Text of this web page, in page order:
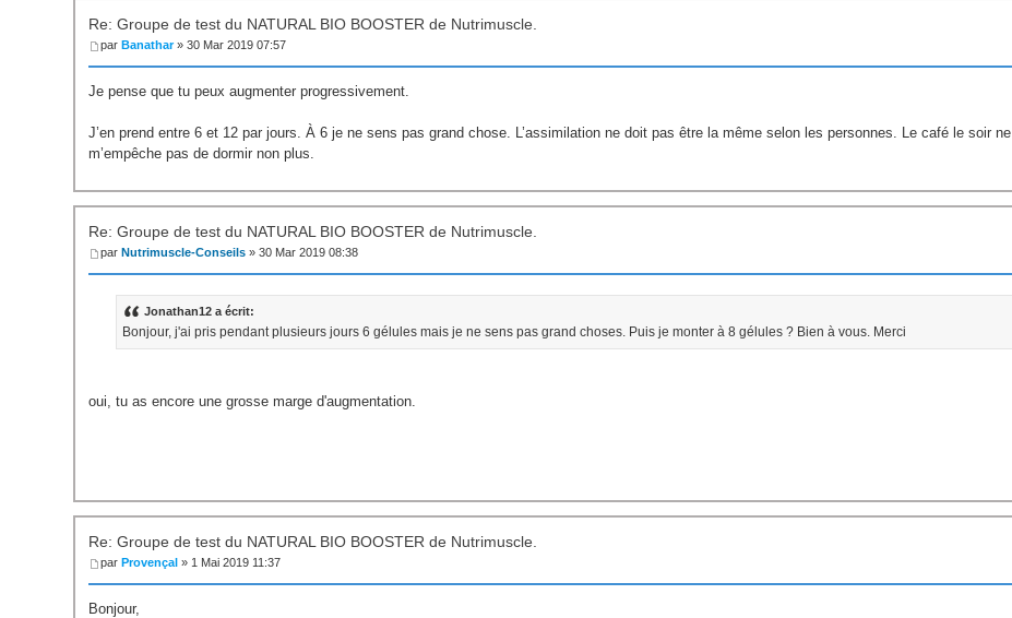
Re: Groupe de test du NATURAL BIO BOOSTER de Nutrimuscle.
par Banathar» 30 Mar 2019 07:57
Je pense que tu peux augmenter progressivement.
J’en prend entre 6 et 12 par jours. À 6 je ne sens pas grand chose. L’assimilation ne doit pas être la même selon les personnes. Le café le soir ne
m’empêche pas de dormir non plus.
Re: Groupe de test du NATURAL BIO BOOSTER de Nutrimuscle.
par Nutrimuscle-Conseils » 30 Mar 2019 08:38
Jonathan12 a écrit:
Bonjour, j'ai pris pendant plusieurs jours 6 gélules mais je ne sens pas grand choses. Puis je monter à 8 gélules ? Bien à vous. Merci
oui, tu as encore une grosse marge d'augmentation.
Re: Groupe de test du NATURAL BIO BOOSTER de Nutrimuscle.
par Provençal » 1 Mai 2019 11:37
Bonjour,